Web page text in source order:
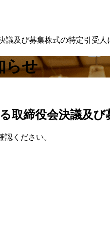
議及び募集株式の特定引受人
らせ
取締役会決議及
ください。